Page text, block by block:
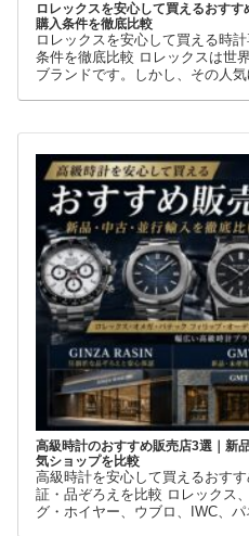
ロレックスを安心して買えるおす
購入条件を徹底比較
ロレックスを安心して買える時
条件を徹底比較 ロレックスは世
ブランドです。しかし、その人
高級時計のおすすめ販売店3選｜新
気ショップを比較
高級時計を安心して買えるおす
証・品ぞろえを比較 ロレックス
グ・ホイヤー、ウブロ、IWC、